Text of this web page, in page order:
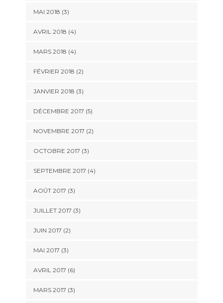
MAI 2018 (3)
AVRIL 2018 (4)
MARS 2018 (4)
FÉVRIER 2018 (2)
JANVIER 2018 (3)
DÉCEMBRE 2017 (5)
NOVEMBRE 2017 (2)
OCTOBRE 2017 (3)
SEPTEMBRE 2017 (4)
AOÛT 2017 (3)
JUILLET 2017 (3)
JUIN 2017 (2)
MAI 2017 (3)
AVRIL 2017 (6)
MARS 2017 (3)